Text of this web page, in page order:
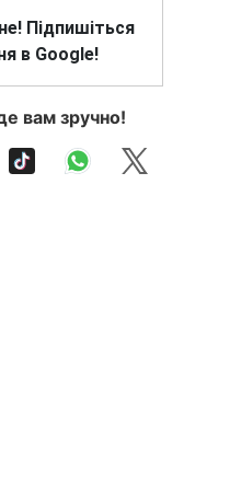
Підпишіться
в Google!
вам зручно!